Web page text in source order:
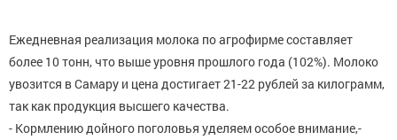
Ежедневная реализация молока по агрофирме составляет
более 10 тонн, что выше уровня прошлого года (102%). Молоко
увозится в Самару и цена достигает 21-22 рублей за килограмм,
так как продукция высшего качества.
- Кормлению дойного поголовья уделяем особое внимание,-